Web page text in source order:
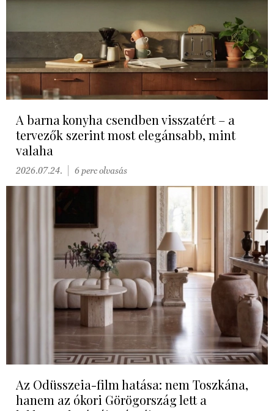
A barna konyha csendben visszatért – a
tervezők szerint most elegánsabb, mint
valaha
2026.07.24. 6 perc olvasás
Az Odüsszeia-film hatása: nem Toszkána,
hanem az ókori Görögország lett a